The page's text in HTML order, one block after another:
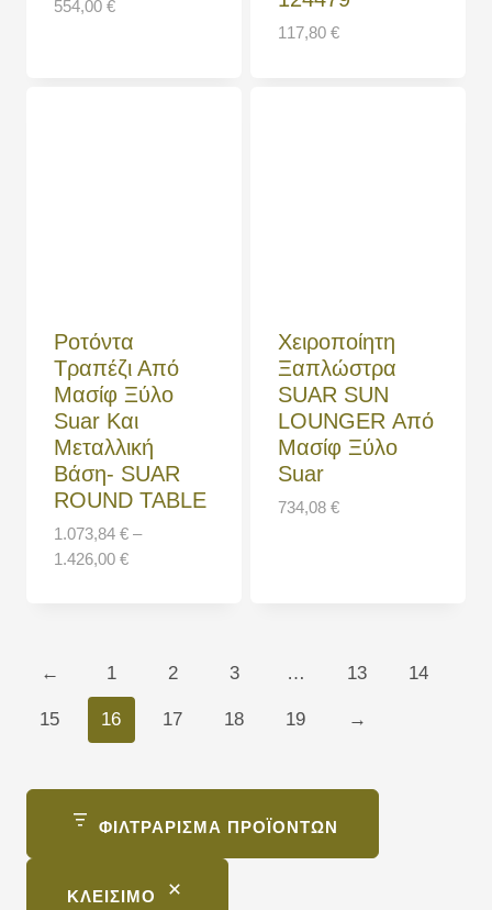
554,00 €
117,80 €
Ροτόντα
Τραπέζι Από
Μασίφ Ξύλο
Suar Και
Μεταλλική
Βάση- SUAR
ROUND TABLE
1.073,84 € –
1.426,00 €
Χειροποίητη
Ξαπλώστρα
SUAR SUN
LOUNGER Από
Μασίφ Ξύλο
Suar
734,08 €
← 1 2 3 … 13 14
15 16 17 18 19 →
ΦΙΛΤΡΆΡΙΣΜΑ ΠΡΟΪΌΝΤΩΝ
ΚΛΕΊΣΙΜΟ